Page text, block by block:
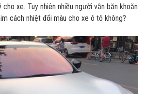
xe. Tuy nhiên nhiều người vẫn băn khoăn
cách nhiệt đổi màu cho xe ô tô không?